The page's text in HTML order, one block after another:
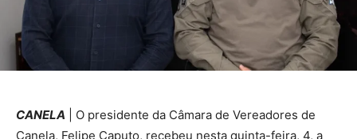
CANELA | O presidente da Câmara de Vereadores de
Canela, Felipe Caputo, recebeu nesta quinta-feira, 4, a